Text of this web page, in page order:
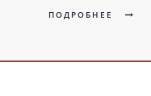
ПОДРОБНЕЕ